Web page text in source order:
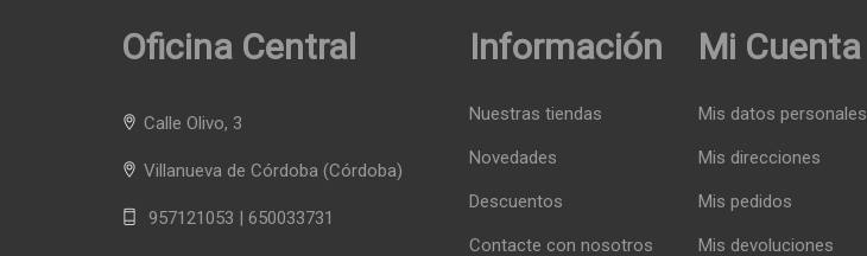
Oficina Central
Calle Olivo, 3
Villanueva de Córdoba (Córdoba)
957121053 | 650033731
Información
Nuestras tiendas
Novedades
Descuentos
Contacte con nosotros
Mi Cuenta
Mis datos personales
Mis direcciones
Mis pedidos
Mis devoluciones